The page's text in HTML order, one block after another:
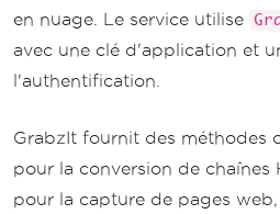
en nuage. Le service utilise
avec une clé d'application et
l'authentification.
GrabzIt fournit des méthodes
pour la conversion de chaînes
pour la capture de pages